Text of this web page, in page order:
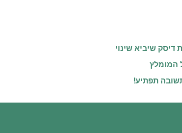
שיביא שינוי
המומלץ
תפתיע!